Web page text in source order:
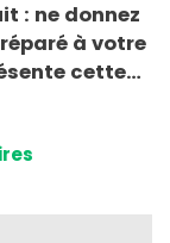
: ne donnez
à votre
cette